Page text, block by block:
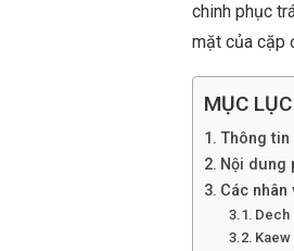
chinh phục
mặt của cặp
MỤC
Thông tin
Nội dung
Các
Dech